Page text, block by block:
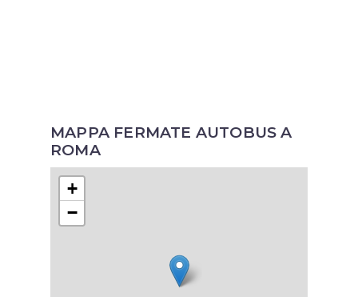
MAPPA FERMATE AUTOBUS A
ROMA
+
−